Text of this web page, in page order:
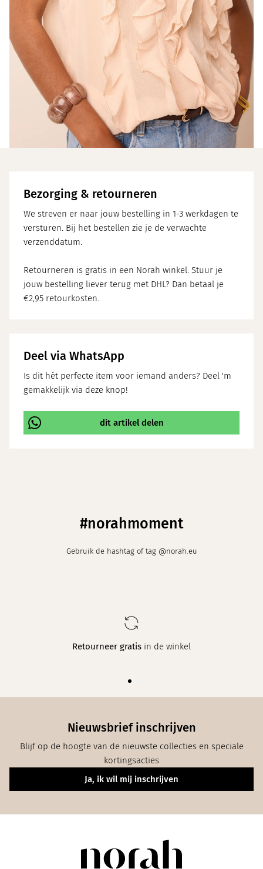
Bezorging & retourneren
We streven er naar jouw bestelling in 1-3 werkdagen te
versturen. Bij het bestellen zie je de verwachte
verzenddatum.
Retourneren is gratis in een Norah winkel. Stuur je
jouw bestelling liever terug met DHL? Dan betaal je
€2,95 retourkosten.
Deel via WhatsApp
Is dit hét perfecte item voor iemand anders? Deel 'm
gemakkelijk via deze knop!
dit artikel delen
#norahmoment
Gebruik de hashtag of tag @norah.eu
Elke weekeen nieuwe collectie in maat
Nieuwsbrief inschrijven
Blijf op de hoogte van de nieuwste collecties en speciale
kortingsacties
Ja, ik wil mij inschrijven